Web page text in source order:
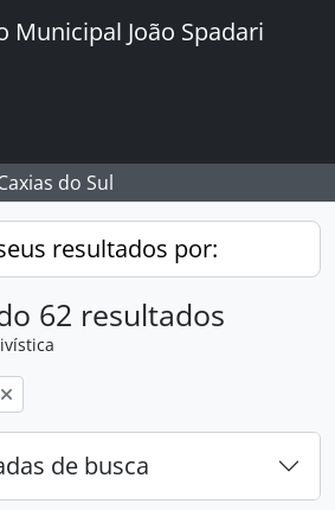
João Spadari
do Sul
resultados por:
62 resultados
de busca